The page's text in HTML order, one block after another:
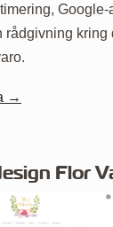
Google-
rådgivning kring
→
Flor